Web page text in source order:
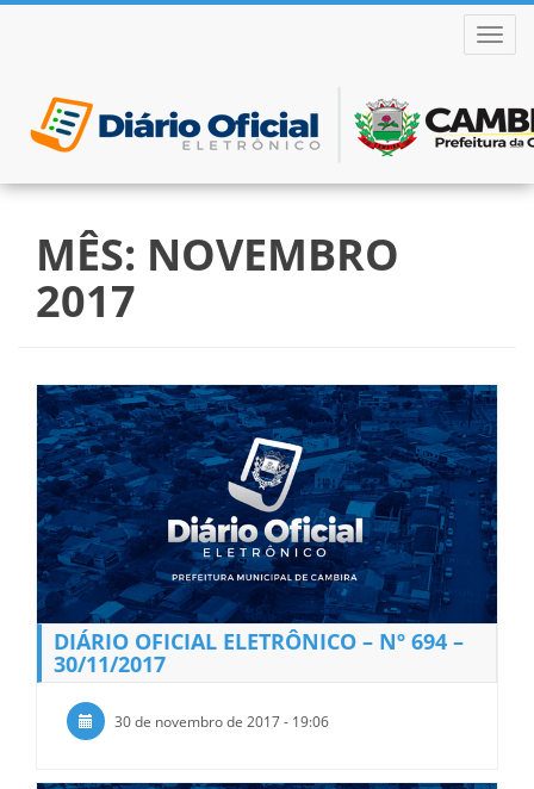
conteúdo
MÊS: NOVEMBRO
2017
DIÁRIO OFICIAL ELETRÔNICO – Nº 694 –
30/11/2017
30 de novembro de 2017 - 19:06